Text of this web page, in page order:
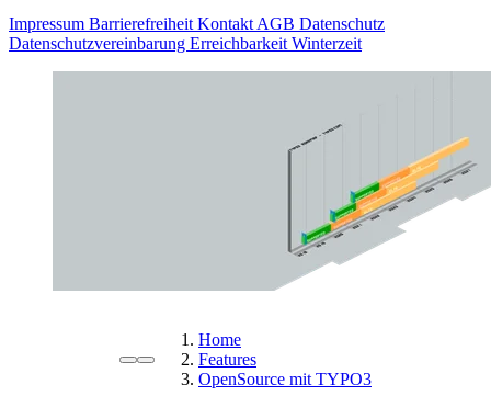
Impressum Barrierefreiheit Kontakt AGB Datenschutz
Datenschutzvereinbarung Erreichbarkeit Winterzeit
Home
Features
OpenSource mit TYPO3